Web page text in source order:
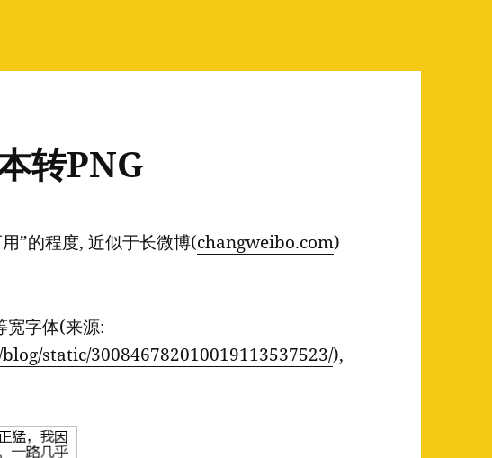
转PNG
”的程度, 近似于长微博(changweibo.com)
宽字体(来源:
static/300846782010019113537523/),